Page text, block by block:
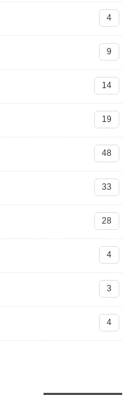
4
9
14
19
48
33
28
4
3
4